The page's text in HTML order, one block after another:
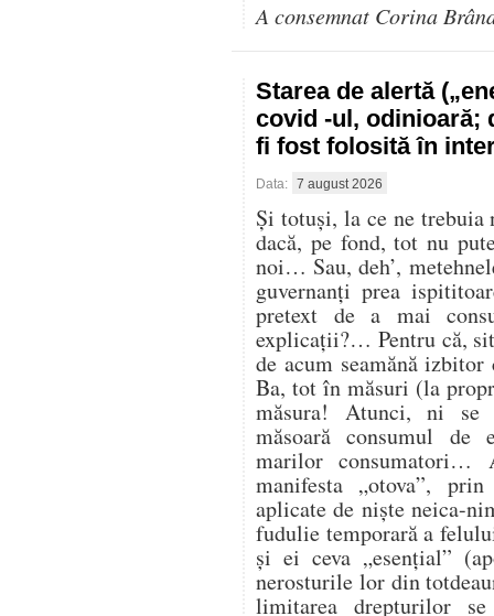
A consemnat Corina
Starea de alertă
covid -ul, odinioară;
fi fost folosită în
Data: 7 august 2026
Și totuși, la ce ne trebuia
dacă, pe fond, tot nu
noi… Sau, deh’,
guvernanți prea
pretext de a mai
explicații?… Pentru că,
de acum seamănă
Ba, tot în măsuri (la
măsura! Atunci, ni se
măsoară consumul de
marilor consumatori…
manifesta „otova”,
aplicate de niște neica-
fudulie temporară a
și ei ceva „esențial”
nerosturile lor din
limitarea drepturilor